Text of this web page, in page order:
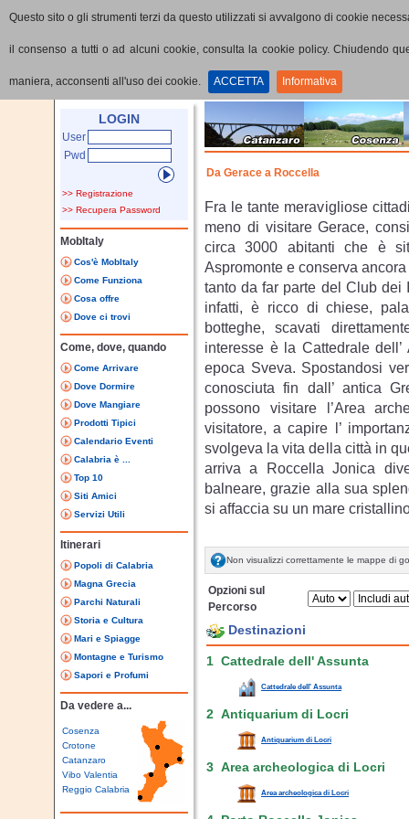
Questo sito o gli strumenti terzi da questo utilizzati si avvalgono di cookie
il consenso a tutti o ad alcuni cookie, consulta la cookie policy. Chiudendo
maniera, acconsenti all'uso dei cookie. ACCETTA Informativa
LOGIN
User
Pwd
>> Registrazione
>> Recupera Password
MobItaly
Cos'è MobItaly
Come Funziona
Cosa offre
Dove ci trovi
Come, dove, quando
Come Arrivare
Dove Dormire
Dove Mangiare
Prodotti Tipici
Calendario Eventi
Calabria è ...
Top 10
Siti Amici
Servizi Utili
Itinerari
Popoli di Calabria
Magna Grecia
Parchi Naturali
Storia e Cultura
Mari e Spiagge
Montagne e Turismo
Sapori e Profumi
Da vedere a...
Cosenza
Crotone
Catanzaro
Vibo Valentia
Reggio Calabria
Da Gerace a Roccella
Fra le tante meravigliose
meno di visitare Gerace,
circa 3000 abitanti che è
Aspromonte e conserva
tanto da far parte del Club dei
infatti, è ricco di chiese,
botteghe, scavati
interesse è la Cattedrale
epoca Sveva. Spostandosi
conosciuta fin dall’ antica
possono visitare l’Area
visitatore, a capire l’
svolgeva la vita della città in
arriva a Roccella Jonica
balneare, grazie alla sua
si affaccia su un mare
Non visualizzi correttamente le mappe di
Opzioni sul
Percorso
Destinazioni
1 Cattedrale dell' Assunta
Cattedrale dell' Assunta
2 Antiquarium di Locri
Antiquarium di Locri
3 Area archeologica di Locri
Area archeologica di Locri